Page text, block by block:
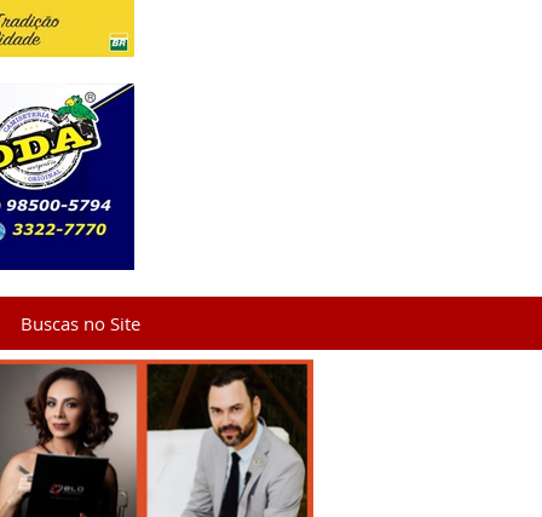
Buscas no Site